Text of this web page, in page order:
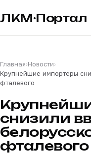
ЛКМ·Портал
Главная›Новости›
Крупнейшие импортеры
фталевого
снизили
фталевого